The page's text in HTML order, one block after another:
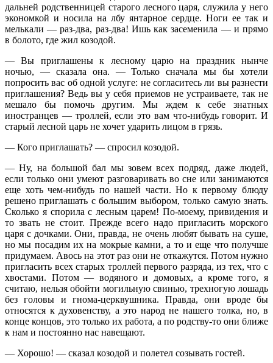
дальней родственницей старого лесного царя, служила у него
экономкой и носила на лбу янтарное сердце. Ноги ее так и
мелькали — раз-два, раз-два! Ишь как засеменила — и прямо
в болото, где жил козодой.
— Вы приглашены к лесному царю на праздник нынче
ночью, — сказала она. — Только сначала мы бы хотели
попросить вас об одной услуге: не согласитесь ли вы разнести
приглашения? Ведь вы у себя приемов не устраиваете, так не
мешало бы помочь другим. Мы ждем к себе знатных
иностранцев — троллей, если это вам что-нибудь говорит. И
старый лесной царь не хочет ударить лицом в грязь.
— Кого приглашать? — спросил козодой.
— Ну, на большой бал мы зовем всех подряд, даже людей,
если только они умеют разговаривать во сне или занимаются
еще хоть чем-нибудь по нашей части. Но к первому блюду
решено приглашать с большим выбором, только самую знать.
Сколько я спорила с лесным царем! По-моему, привидения и
то звать не стоит. Прежде всего надо пригласить морского
царя с дочками. Они, правда, не очень любят бывать на суше,
но мы посадим их на мокрые камни, а то и еще что получше
придумаем. Авось на этот раз они не откажутся. Потом нужно
пригласить всех старых троллей первого разряда, из тех, что с
хвостами. Потом — водяного и домовых, а кроме того, я
считаю, нельзя обойти могильную свинью, трехногую лошадь
без головы и гнома-церквушника. Правда, они вроде бы
относятся к духовенству, а это народ не нашего толка, но, в
конце концов, это только их работа, а по родству-то они ближе
к нам и постоянно нас навещают.
— Хорошо! — сказал козодой и полетел созывать гостей.